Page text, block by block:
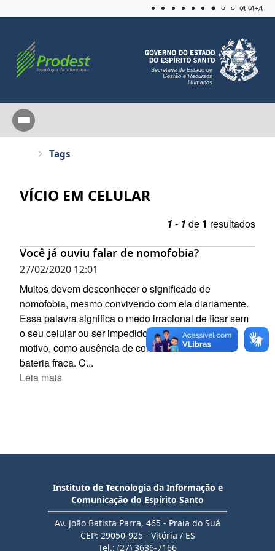
Aplicar
A=A+A-
Secretaria de Estado de
Gestão e Recursos
Humanos
Tags
VÍCIO EM CELULAR
1 - 1 de 1 resultados
27/02/2020 12:01
Muitos devem desconhecer o significado de
nomofobia, mesmo convivendo com ela diariamente.
Essa palavra significa o medo irracional de ficar sem
o seu celular ou ser impedido de usá-lo por algum
motivo, como ausência de conexão à internet ou
bateria fraca. C...
Leia mais
Instituto de Tecnologia da Informação e
Comunicação do Espírito Santo
Av. João Batista Parra, 465 - Praia do Suá
CEP: 29050-925 - Vitória / ES
Tel.: (27) 3636-7166